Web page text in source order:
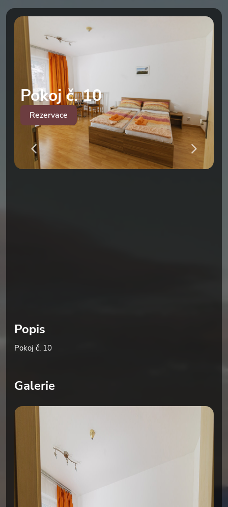
Pokoj č. 10
Rezervace
Popis
Pokoj č. 10
Galerie